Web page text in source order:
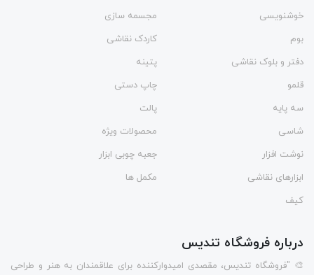
خوشنویسی
مجسمه سازی
بوم
کاردک نقاشی
دفتر و بلوک نقاشی
پتینه
قلمو
چاپ دستی
سه پایه
پالت
شاسی
محصولات ویژه
نوشت افزار
جعبه چوبی ابزار
ابزارهای نقاشی
مکمل ها
کیف
درباره فروشگاه تندیس
🎨 "فروشگاه تندیس، مقصدی امیدوارکننده برای علاقمندان به هنر و طراحی